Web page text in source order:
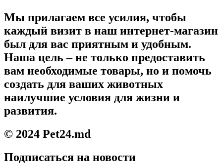
Мы прилагаем все усилия, чтобы
каждый визит в наш интернет-магазин
был для вас приятным и удобным.
Наша цель – не только предоставить
вам необходимые товары, но и помочь
создать для ваших животных
наилучшие условия для жизни и
развития.
© 2024 Pet24.md
Подписаться на новости